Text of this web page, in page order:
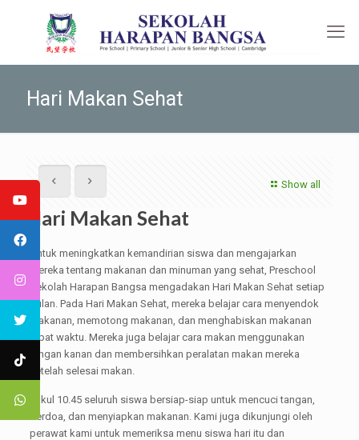
Hari Makan Sehat
Show all
Hari Makan Sehat
Untuk meningkatkan kemandirian siswa dan mengajarkan
mereka tentang makanan dan minuman yang sehat, Preschool
Sekolah Harapan Bangsa mengadakan Hari Makan Sehat setiap
bulan. Pada Hari Makan Sehat, mereka belajar cara menyendok
makanan, memotong makanan, dan menghabiskan makanan
tepat waktu. Mereka juga belajar cara makan menggunakan
tangan kanan dan membersihkan peralatan makan mereka
setelah selesai makan.
Pukul 10.45 seluruh siswa bersiap-siap untuk mencuci tangan,
berdoa, dan menyiapkan makanan. Kami juga dikunjungi oleh
perawat kami untuk memeriksa menu siswa hari itu dan